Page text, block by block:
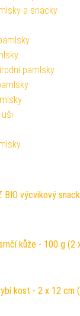
a snacky
pamlsky
BIO výcvikový
kůže - 100 g (2
kost - 2 x 12 cm